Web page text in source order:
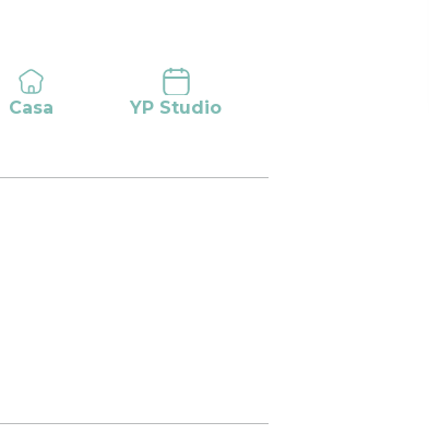
Casa YP Studio